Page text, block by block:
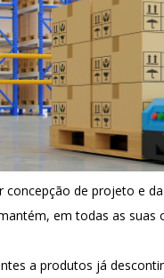
de projeto e
em todas as suas
a produtos já